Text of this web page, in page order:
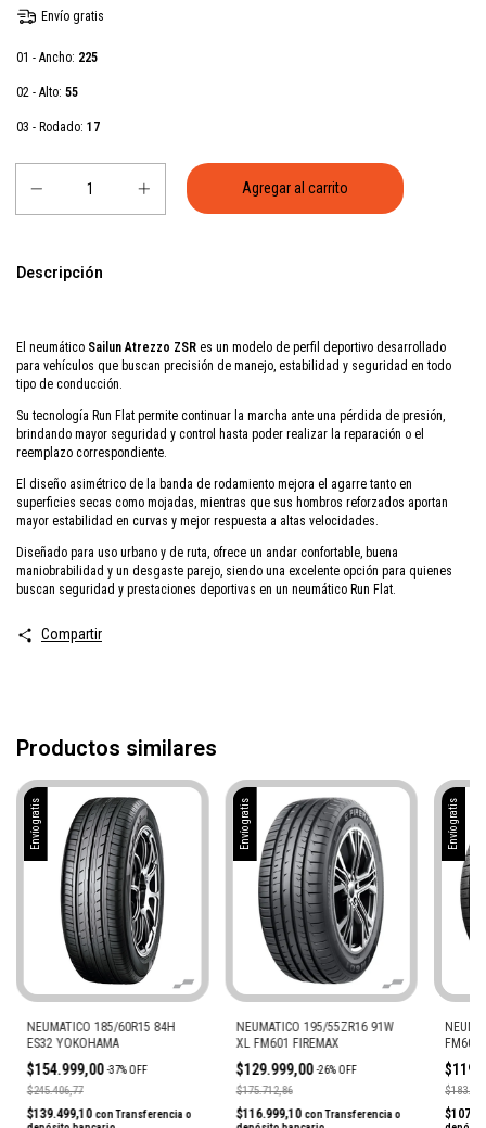
Envío gratis
01 - Ancho: 225
02 - Alto: 55
03 - Rodado: 17
Descripción
El neumático Sailun Atrezzo ZSR es un modelo de perfil deportivo desarrollado
para vehículos que buscan precisión de manejo, estabilidad y seguridad en todo
tipo de conducción.
Su tecnología Run Flat permite continuar la marcha ante una pérdida de presión,
brindando mayor seguridad y control hasta poder realizar la reparación o el
reemplazo correspondiente.
El diseño asimétrico de la banda de rodamiento mejora el agarre tanto en
superficies secas como mojadas, mientras que sus hombros reforzados aportan
mayor estabilidad en curvas y mejor respuesta a altas velocidades.
Diseñado para uso urbano y de ruta, ofrece un andar confortable, buena
maniobrabilidad y un desgaste parejo, siendo una excelente opción para quienes
buscan seguridad y prestaciones deportivas en un neumático Run Flat.
Compartir
Productos similares
Envío gratis
NEUMATICO 185/60R15 84H
ES32 YOKOHAMA
$154.999,00-37%OFF
$245.406,77
$139.499,10 con Transferencia o
Envío gratis
NEUMATICO 195/55ZR16 91W
XL FM601 FIREMAX
$129.999,00-26%OFF
$175.712,86
$116.999,10 con Transferencia o
Envío gratis
FM601